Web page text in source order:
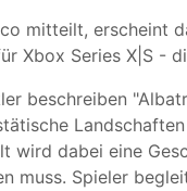
mitteilt, erscheint
Xbox Series X|S -
beschreiben
wird dabei eine
muss. Spieler